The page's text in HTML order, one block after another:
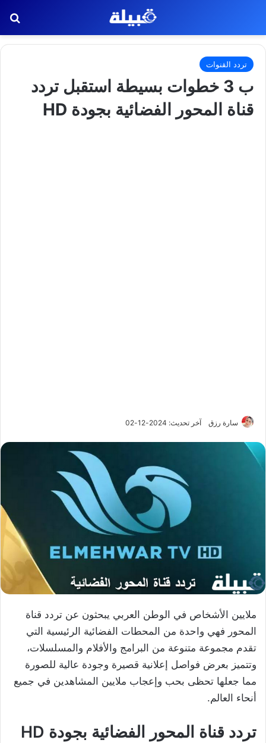
تردد القنوات
ب 3 خطوات بسيطة استقبل تردد
قناة المحور الفضائية بجودة HD
سارة رزق آخر تحديث: 2024-12-02
ملايين الأشخاص في الوطن العربي يبحثون عن تردد قناة
المحور فهي واحدة من المحطات الفضائية الرئيسية التي
تقدم مجموعة متنوعة من البرامج والأفلام والمسلسلات،
وتتميز بعرض فواصل إعلانية قصيرة وجودة عالية للصورة
مما جعلها تحظى بحب وإعجاب ملايين المشاهدين في جميع
أنحاء العالم.
تردد قناة المحور الفضائية بجودة HD